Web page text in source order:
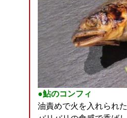
●鮎のコンフィ
油責めで火を入れられ